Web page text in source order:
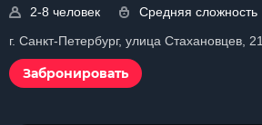
2-8 человек
Средняя сложность
г. Санкт-Петербург, улица Стахановцев, 21
Забронировать